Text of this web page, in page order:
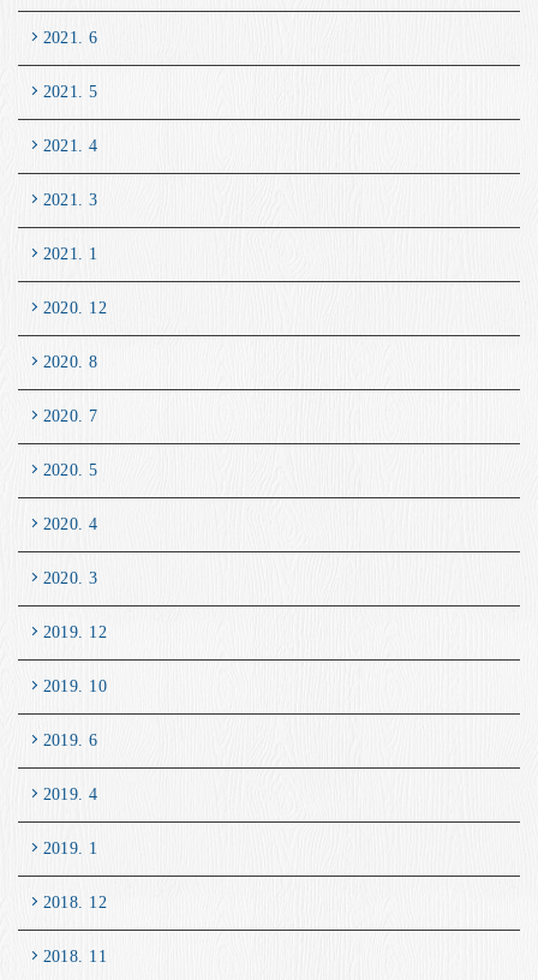
2021. 6
2021. 5
2021. 4
2021. 3
2021. 1
2020. 12
2020. 8
2020. 7
2020. 5
2020. 4
2020. 3
2019. 12
2019. 10
2019. 6
2019. 4
2019. 1
2018. 12
2018. 11